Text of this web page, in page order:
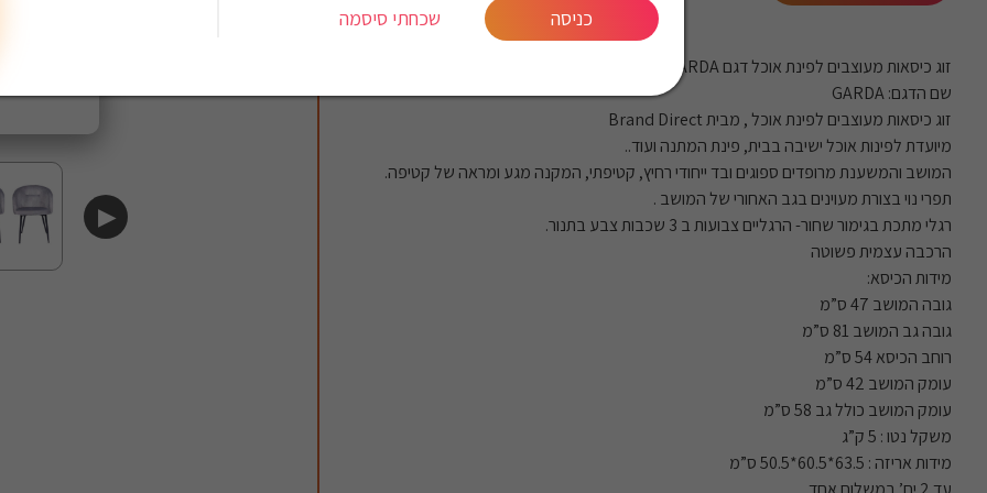
כניסה שכחתי סיסמה
זוג כיסאות מעוצבים לפינת אוכל דגם GARDA
שם הדגם: GARDA
זוג כיסאות מעוצבים לפינת אוכל , מבית Brand Direct
מיועדת לפינות אוכל ישיבה בבית, פינת המתנה ועוד..
המושב והמשענת מרופדים ספוגים ובד ייחודי רחיץ, קטיפתי, המקנה מגע ומראה של קטיפה.
תפרי נוי בצורת מעוינים בגב האחורי של המושב .
רגלי מתכת בגימור שחור- הרגליים צבועות ב 3 שכבות צבע בתנור.
הרכבה עצמית פשוטה
מידות הכיסא:
גובה המושב 47 ס”מ
גובה גב המושב 81 ס”מ
רוחב הכיסא 54 ס”מ
עומק המושב 42 ס”מ
עומק המושב כולל גב 58 ס”מ
משקל נטו : 5 ק”ג
מידות אריזה : 63.5*60.5*50.5 ס”מ
▶